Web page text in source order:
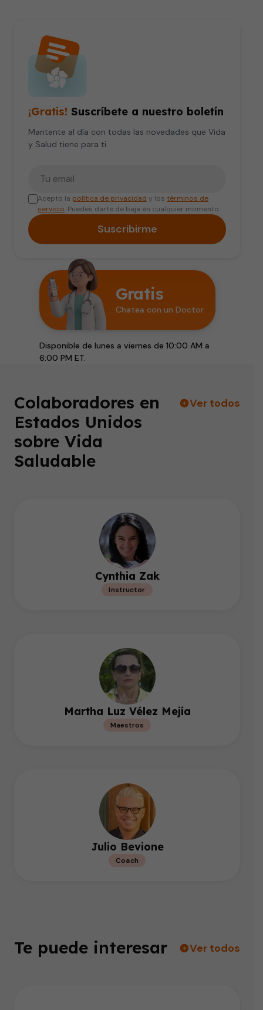
¡Gratis! Suscríbete a nuestro boletín
Mantente al día con todas las novedades que Vida
y Salud tiene para ti.
Acepto la política de privacidad y los términos de
servicio. Puedes darte de baja en cualquier momento.
Suscribirme
Gratis
Chatea con un Doctor
Disponible de lunes a viernes de 10:00 AM a
6:00 PM ET.
Colaboradores en
Estados Unidos
sobre Vida
Saludable
Ver todos
Cynthia Zak
Instructor
Martha Luz Vélez Mejía
Maestros
Julio Bevione
Coach
Te puede interesar Ver todos